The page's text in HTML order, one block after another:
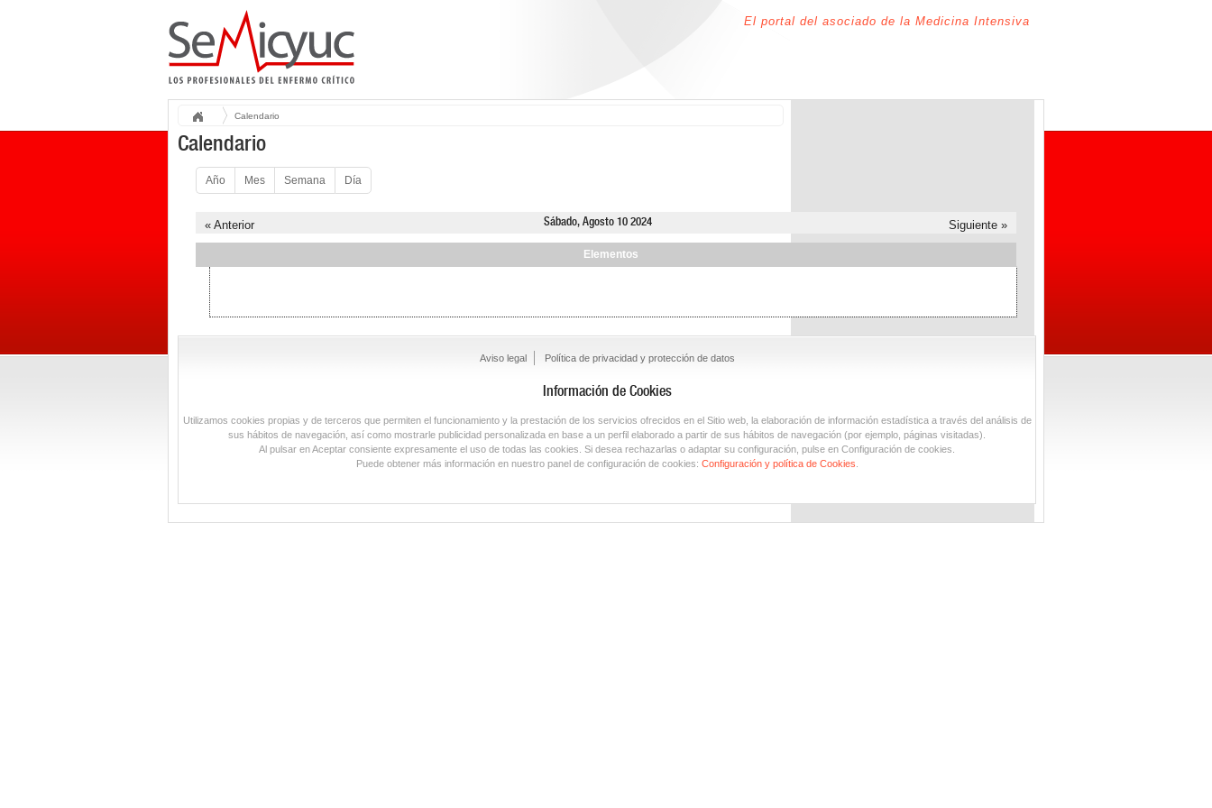
El portal del asociado de la Medicina Intensiva
Calendario
Calendario
Año Mes Semana Día
« Anterior Sábado, Agosto 10 2024 Siguiente »
Elementos
Aviso legal Política de privacidad y protección de datos
Información de Cookies
Utilizamos cookies propias y de terceros que permiten el funcionamiento y la prestación de los servicios ofrecidos en el Sitio web, la elaboración de información estadística a través del análisis de
sus hábitos de navegación, así como mostrarle publicidad personalizada en base a un perfil elaborado a partir de sus hábitos de navegación (por ejemplo, páginas visitadas).
Al pulsar en Aceptar consiente expresamente el uso de todas las cookies. Si desea rechazarlas o adaptar su configuración, pulse en Configuración de cookies.
Puede obtener más información en nuestro panel de configuración de cookies: Configuración y política de Cookies